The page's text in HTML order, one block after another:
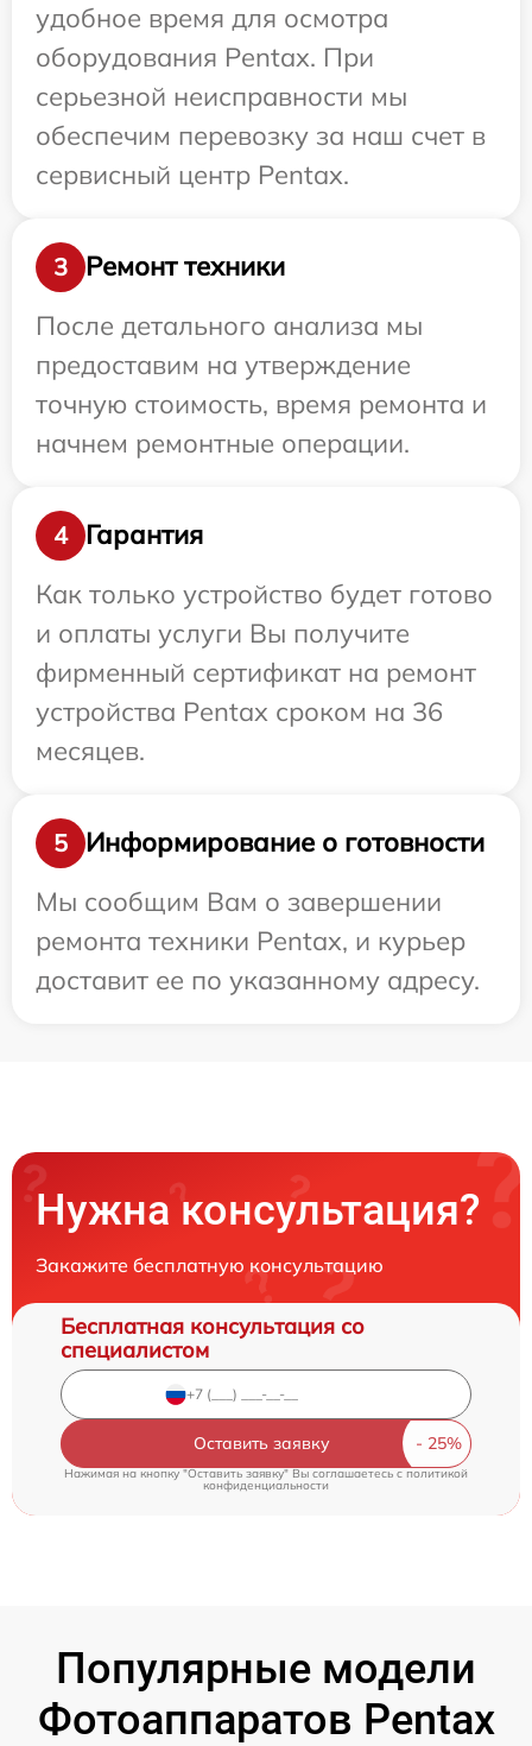
удобное время для осмотра
оборудования Pentax. При
серьезной неисправности мы
обеспечим перевозку за наш счет в
сервисный центр Pentax.
3
Ремонт техники
После детального анализа мы
предоставим на утверждение
точную стоимость, время ремонта и
начнем ремонтные операции.
4
Гарантия
Как только устройство будет готово
и оплаты услуги Вы получите
фирменный сертификат на ремонт
устройства Pentax сроком на 36
месяцев.
5
Информирование о готовности
Мы сообщим Вам о завершении
ремонта техники Pentax, и курьер
доставит ее по указанному адресу.
Нужна консультация?
Закажите бесплатную консультацию
Бесплатная консультация со
специалистом
Оставить заявку
Нажимая на кнопку "Оставить заявку" Вы соглашаетесь cполитикой
конфиденциальности
Популярные модели
Фотоаппаратов Pentax